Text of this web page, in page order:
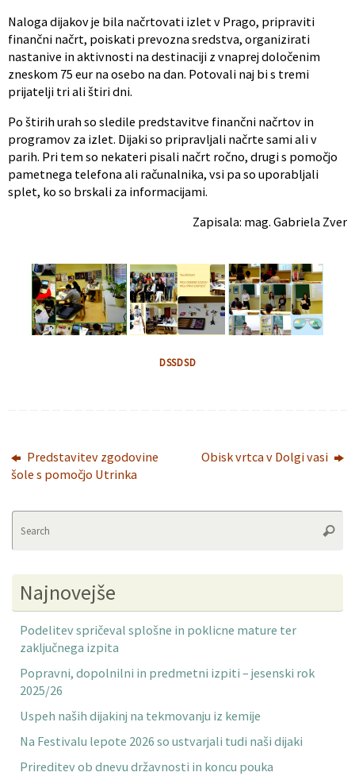
Naloga dijakov je bila načrtovati izlet v Prago, pripraviti
finančni načrt, poiskati prevozna sredstva, organizirati
nastanive in aktivnosti na destinaciji z vnaprej določenim
zneskom 75 eur na osebo na dan. Potovali naj bi s tremi
prijatelji tri ali štiri dni.
Po štirih urah so sledile predstavitve finančni načrtov in
programov za izlet. Dijaki so pripravljali načrte sami ali v
parih. Pri tem so nekateri pisali načrt ročno, drugi s pomočjo
pametnega telefona ali računalnika, vsi pa so uporabljali
splet, ko so brskali za informacijami.
Zapisala: mag. Gabriela Zver
DSSDSD
Predstavitev zgodovine
šole s pomočjo Utrinka
Obisk vrtca v Dolgi vasi
Najnovejše
Podelitev spričeval splošne in poklicne mature ter
zaključnega izpita
Popravni, dopolnilni in predmetni izpiti – jesenski rok
2025/26
Uspeh naših dijakinj na tekmovanju iz kemije
Na Festivalu lepote 2026 so ustvarjali tudi naši dijaki
Prireditev ob dnevu državnosti in koncu pouka